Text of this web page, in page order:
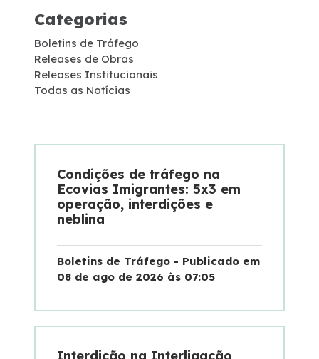
Sustentabilidade
Projetos Socioambientais
Política de Gestão Integrada
Programa de Redução de Acidentes
EIA-RIMA Nova Ligação
Atendimento
Categorias
Boletins de Tráfego
Releases de Obras
Releases Institucionais
Todas as Notícias
Condições de tráfego na
Ecovias Imigrantes: 5x3 em
operação, interdições e
neblina
Boletins de Tráfego - Publicado em
08 de ago de 2026 às 07:05
Interdição na Interligação